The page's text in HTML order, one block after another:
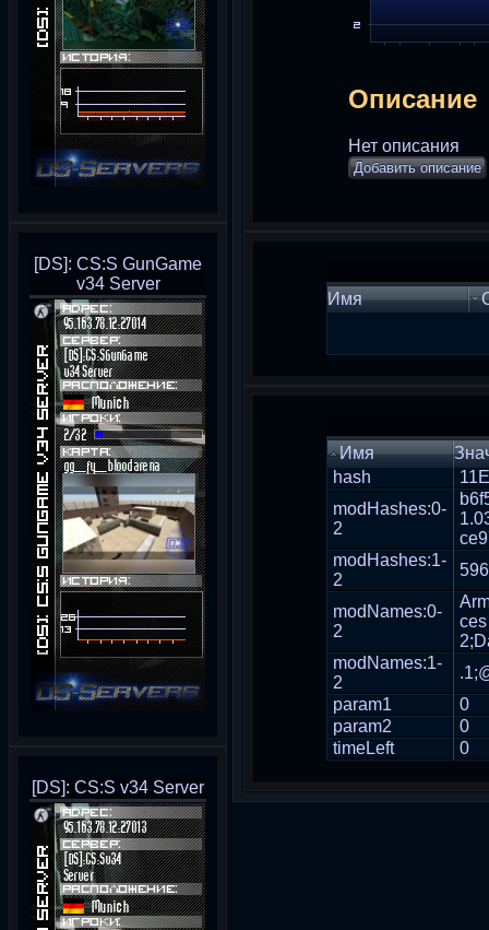
[DS]: CS:S GunGame
v34 Server
[DS]: CS:S v34 Server
Описание
Нет описания
Добавить описание
Имя
Имя
hash
modHashes:0-
2
modHashes:1-
2
modNames:0-
2
modNames:1-
2
param1
0
param2
0
timeLeft
0